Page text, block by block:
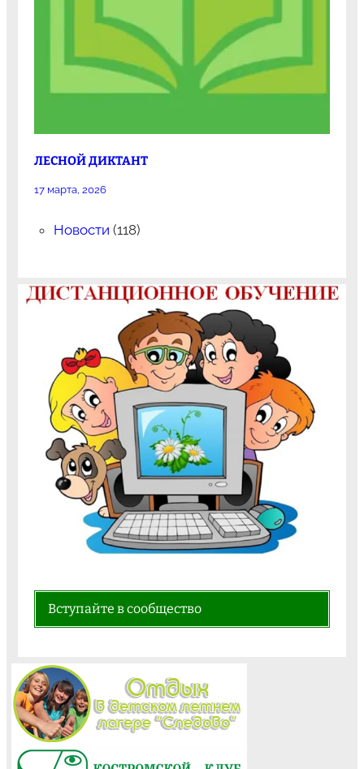
ЛЕСНОЙ ДИКТАНТ
17 марта, 2026
Новости (118)
Вступайте в сообщество